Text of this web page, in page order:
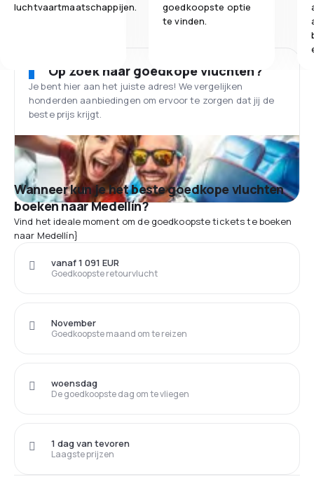
luchtvaartmaatschappijen.
goedkoopste optie
te vinden.
Op zoek naar goedkope vluchten?
Je bent hier aan het juiste adres! We vergelijken
honderden aanbiedingen om ervoor te zorgen dat jij de
beste prijs krijgt.
Wanneer kun je het beste goedkope vluchten
boeken naar Medellín?
Vind het ideale moment om de goedkoopste tickets te boeken
naar Medellín}
Goedkoopste retourvlucht
vanaf 1 091 EUR
Goedkoopste maand om te reizen
November
De goedkoopste dag om te vliegen
woensdag
Laagste prijzen
1 dag van tevoren